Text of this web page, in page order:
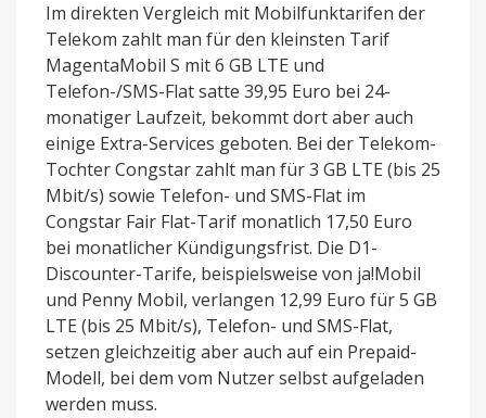
Im direkten Vergleich mit Mobilfunktarifen der
Telekom zahlt man für den kleinsten Tarif
MagentaMobil S mit 6 GB LTE und
Telefon-/SMS-Flat satte 39,95 Euro bei 24-
monatiger Laufzeit, bekommt dort aber auch
einige Extra-Services geboten. Bei der Telekom-
Tochter Congstar zahlt man für 3 GB LTE (bis 25
Mbit/s) sowie Telefon- und SMS-Flat im
Congstar Fair Flat-Tarif monatlich 17,50 Euro
bei monatlicher Kündigungsfrist. Die D1-
Discounter-Tarife, beispielsweise von ja!Mobil
und Penny Mobil, verlangen 12,99 Euro für 5 GB
LTE (bis 25 Mbit/s), Telefon- und SMS-Flat,
setzen gleichzeitig aber auch auf ein Prepaid-
Modell, bei dem vom Nutzer selbst aufgeladen
werden muss.